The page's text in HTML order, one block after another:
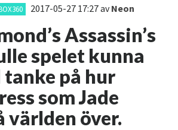
2017-05-27 17:27avNeon
Assassin’s
spelet kunna
tanke på hur
som Jade
världen över.